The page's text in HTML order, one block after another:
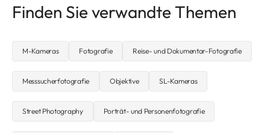
Finden Sie verwandte Themen
M-Kameras Fotografie Reise- und Dokumentar-Fotografie
Messsucherfotografie Objektive SL-Kameras
Street Photography Porträt- und Personenfotografie